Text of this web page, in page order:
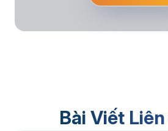
Bài Viết